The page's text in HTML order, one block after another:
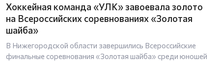
Хоккейная команда «УЛК» завоевала золото
на Всероссийских соревнованиях «Золотая
шайба»
В Нижегородской области завершились Всероссийские
финальные соревнования «Золотая шайба» среди юношей